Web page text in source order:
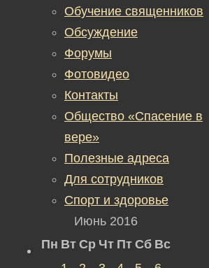
Обучение священников
Обсуждение
Форумы
Фотовидео
Контакты
Общество «Спасение в
вере»
Полезные адреса
Для сотрудников
Спорт и здоровье
Июнь 2016
Пн Вт Ср Чт Пт Сб Вс